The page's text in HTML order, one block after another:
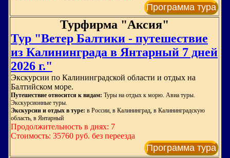
Программа тура
Турфирма "Аксия"
Тур "Ветер Балтики - путешествие
из Калининграда в Янтарный 7 дней
2026 г."
Экскурсии по Калининградской области и отдых на
Балтийском море.
Путешествие относится к видам: Туры на отдых к морю. Авиа туры.
Экскурсионные туры.
Экскурсии и отдых в туре: в России, в Калининград, в Калининградскую
область, в Янтарный
Продолжительность в днях: 7
Стоимость: 35760 руб. без переезда
Программа тура